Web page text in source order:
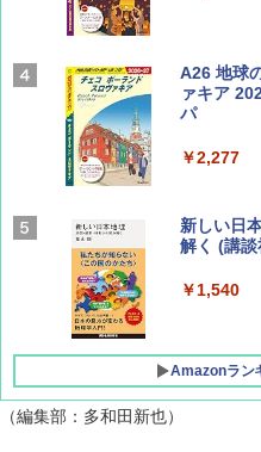
Coyote
￥1,540
AIRLINE
集】ボー
￥1,760
A26 地球
ァキア
パ
￥2,277
新しい日
解く (講
￥1,540
Amazonラン
（編集部：多和田新也）